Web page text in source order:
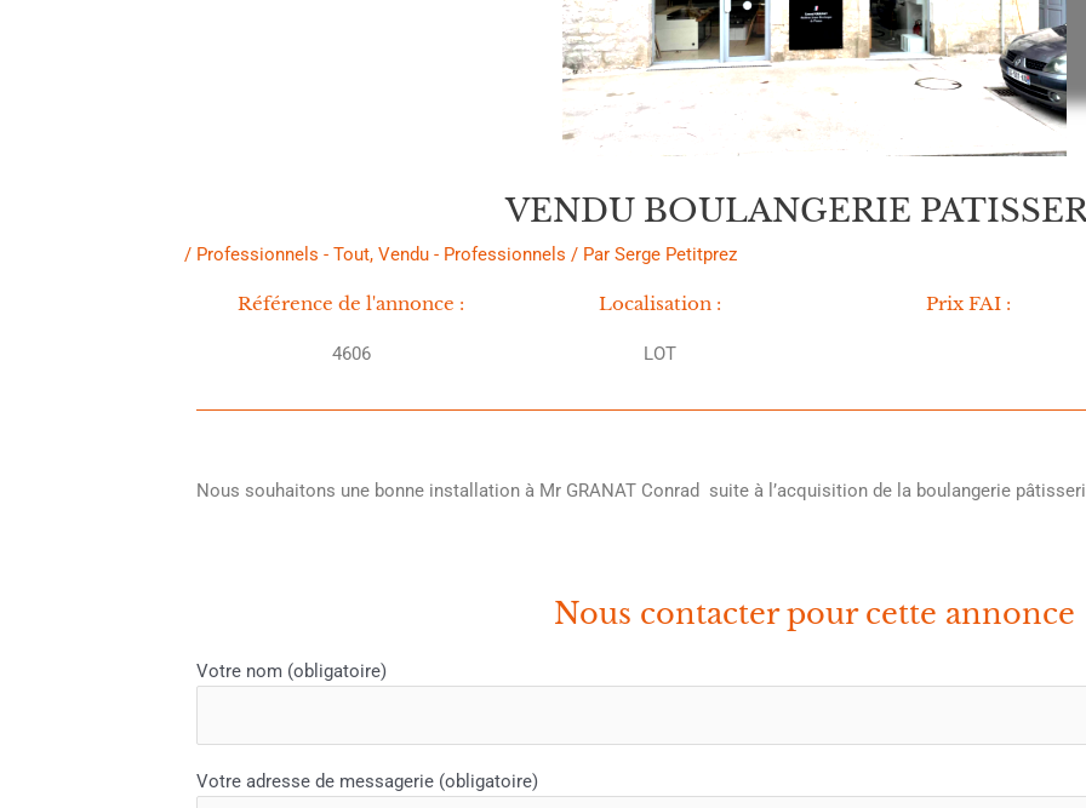
VENDU BOULANGERIE
/ Professionnels - Tout,Vendu - Professionnels / ParSerge Petitprez
Référence de l'annonce :
4606
Localisation :
LOT
Prix FAI :
Nous souhaitons une bonne installation à Mr GRANAT Conrad suite à l’acquisition de la boulangerie
Nous contacter pour cette annonce
Votre nom (obligatoire)
Votre adresse de messagerie (obligatoire)